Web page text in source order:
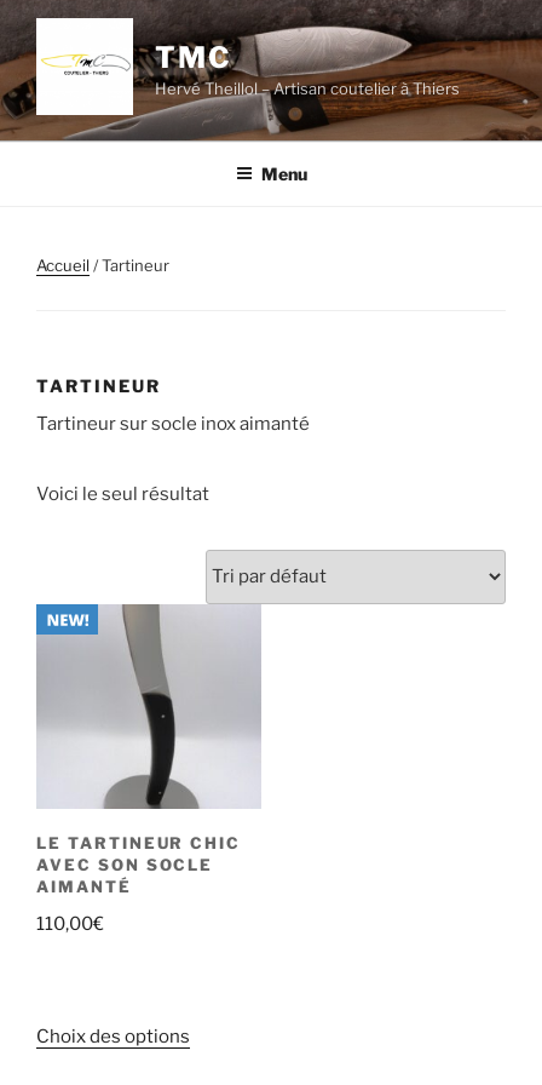
Aller
contenu
principal
TMC
Hervé Theillol – Artisan coutelier à Thiers
Menu
Accueil/ Tartineur
TARTINEUR
Tartineur sur socle inox aimanté
Voici le seul résultat
LE TARTINEUR CHIC
AVEC SON SOCLE
AIMANTÉ
110,00€
Choix des options